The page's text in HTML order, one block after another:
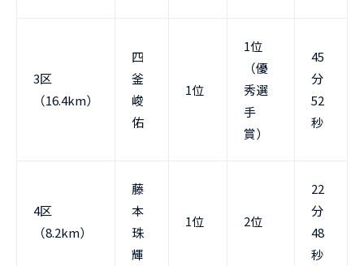
3区
（16.4km）
四
釜
峻
佑
1位
1位
（優
秀選
手
賞）
45
分
52
秒
4区
（8.2km）
藤
本
珠
輝
1位 2位
22
分
48
秒